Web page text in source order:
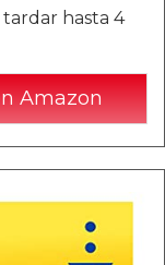
hasta 4
Amazon